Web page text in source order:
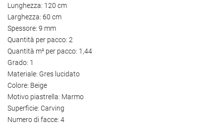
Lunghezza: 120 cm
Larghezza: 60 cm
Spessore: 9 mm
Quantità per pacco: 2
Quantità m² per pacco: 1,44
Grado: 1
Materiale: Gres lucidato
Colore: Beige
Motivo piastrella: Marmo
Superficie: Carving
Numero di facce: 4